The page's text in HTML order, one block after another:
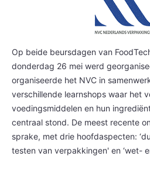
Op beide beursdagen van
donderdag 26 mei werd
organiseerde het NVC in
verschillende learnshops waar het
voedingsmiddelen en hun
centraal stond. De meest recente
sprake, met drie hoofdaspecten:
testen van verpakkingen' en ‘wet-